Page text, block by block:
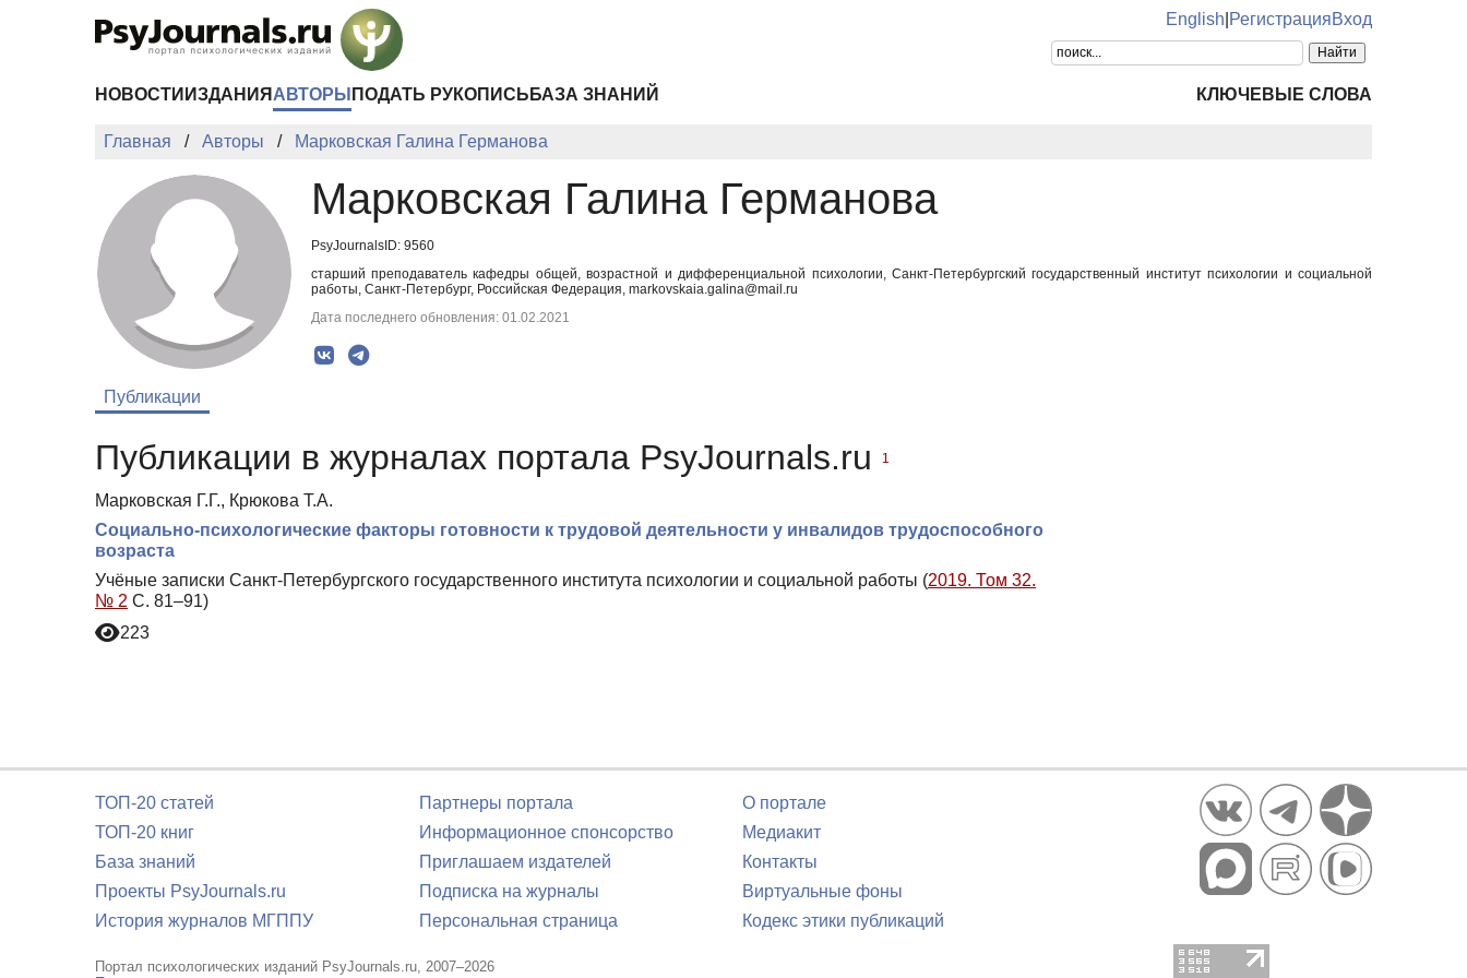
English РегистрацияВход
НОВОСТИ ИЗДАНИЯ АВТОРЫ ПОДАТЬ РУКОПИСЬ БАЗА ЗНАНИЙ КЛЮЧЕВЫЕ СЛОВА
Главная Авторы Марковская Галина Германова
Марковская Галина Германова
PsyJournalsID: 9560
старший преподаватель кафедры общей, возрастной и дифференциальной психологии, Санкт-Петербургский государственный институт психологии и социальной
работы, Санкт-Петербург, Российская Федерация, markovskaia.galina@mail.ru
Дата последнего обновления: 01.02.2021
Публикации
Публикации в журналах портала PsyJournals.ru 1
Марковская Г.Г., Крюкова Т.А.
Социально-психологические факторы готовности к трудовой деятельности у инвалидов трудоспособного
возраста
Учёные записки Санкт-Петербургского государственного института психологии и социальной работы (2019. Том 32.
№ 2 С. 81–91)
223
ТОП-20 статей
ТОП-20 книг
База знаний
Проекты PsyJournals.ru
История журналов МГППУ
Партнеры портала
Информационное спонсорство
Приглашаем издателей
Подписка на журналы
Персональная страница
О портале
Медиакит
Контакты
Виртуальные фоны
Кодекс этики публикаций
Портал психологических изданий PsyJournals.ru, 2007–2026